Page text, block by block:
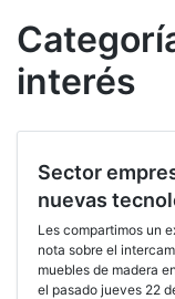
interés
Sector
nuevas
Les compartimos un
nota sobre el
muebles de madera
el pasado jueves 22